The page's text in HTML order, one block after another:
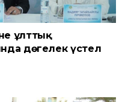
ұлттық
дөңгелек үстел